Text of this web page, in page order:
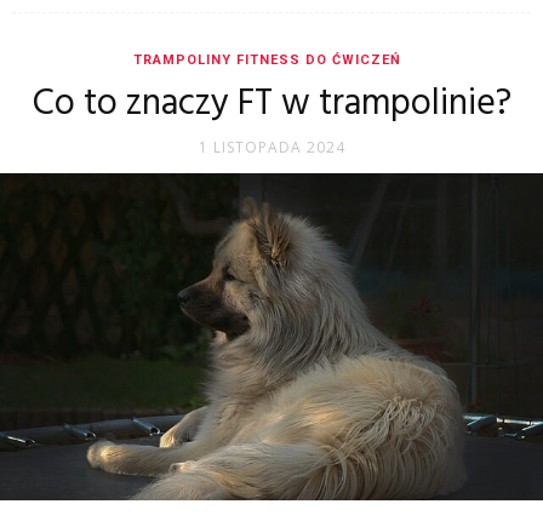
TRAMPOLINY FITNESS DO ĆWICZEŃ
Co to znaczy FT w trampolinie?
1 LISTOPADA 2024